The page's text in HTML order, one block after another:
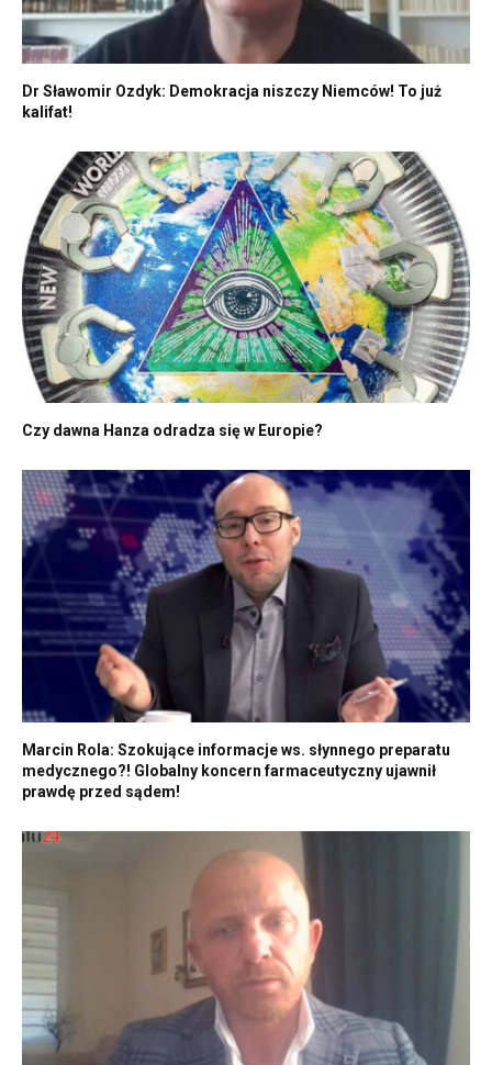
Dr Sławomir Ozdyk: Demokracja niszczy Niemców! To już
kalifat!
Czy dawna Hanza odradza się w Europie?
Marcin Rola: Szokujące informacje ws. słynnego preparatu
medycznego?! Globalny koncern farmaceutyczny ujawnił
prawdę przed sądem!